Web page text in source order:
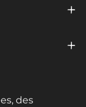
des